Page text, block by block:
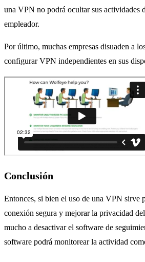
una VPN no podrá ocultar sus actividades
empleador.
Por último, muchas empresas disuaden a
configurar VPN independientes en sus
Conclusión
Entonces, si bien el uso de una VPN sirve
conexión segura y mejorar la privacidad
mucho a desactivar el software de
software podrá monitorear la actividad